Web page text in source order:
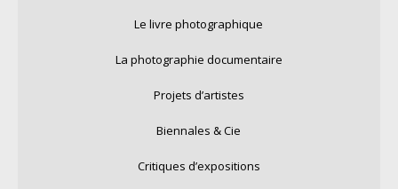
Le livre photographique
La photographie documentaire
Projets d’artistes
Biennales & Cie
Critiques d’expositions